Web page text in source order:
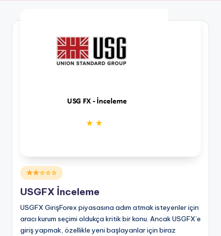
Posted
in
☆☆☆
USGFX İnceleme
USGFX GirişForex piyasasına adım atmak isteyenler için
aracı kurum seçimi oldukça kritik bir konu. Ancak USGFX’e
giriş yapmak, özellikle yeni başlayanlar için biraz